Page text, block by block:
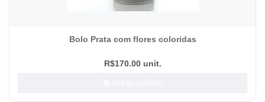
Bolo Prata com flores coloridas
R$170.00 unit.